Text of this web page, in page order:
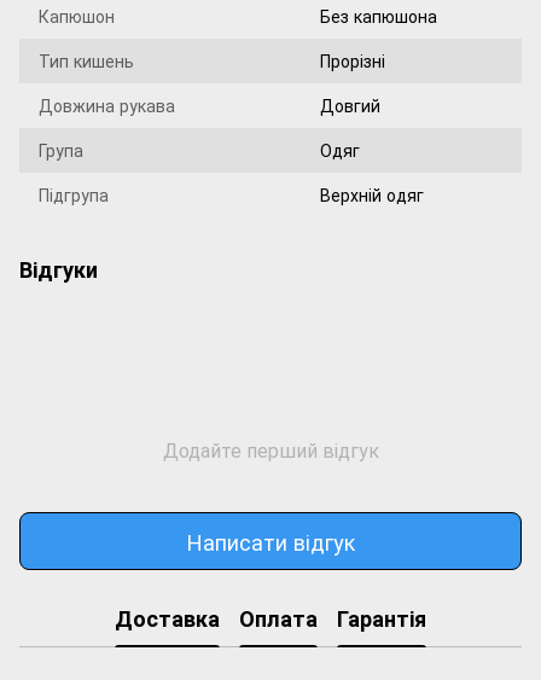
Капюшон
Без капюшона
Тип кишень
Прорізні
Довжина рукава
Довгий
Група
Одяг
Підгрупа
Верхній одяг
Відгуки
Додайте перший відгук
Написати відгук
Доставка Оплата Гарантія